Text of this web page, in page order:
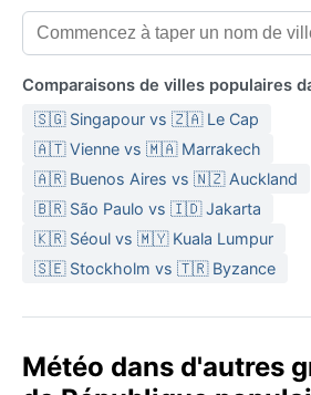
au-dessus de 30 °C,
accablante et de pluies
les –10 °C, mais l’air reste sec,
persistante. Le printemps et
marqués par des amplitudes
Pour toute visite, prévoir plusieurs
et respirantes pour l’été, épaisses
l’hiver, sans oublier un parapluie si
mousson.
point de vue météo, se situe aux
octobre). Les températures y sont
Comparaisons de villes populaires
🇸🇬 Singapour vs 🇿🇦 Le Cap
🇦🇹 Vienne vs 🇲🇦 Marrakech
🇦🇷 Buenos Aires vs 🇳🇿 Auckland
🇧🇷 São Paulo vs 🇮🇩 Jakarta
🇰🇷 Séoul vs 🇲🇾 Kuala Lumpur
🇸🇪 Stockholm vs 🇹🇷 Byzance
Météo dans d'autres